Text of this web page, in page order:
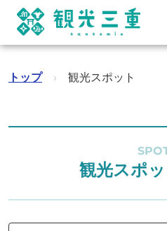
トップ › 観光スポット
観光スポ